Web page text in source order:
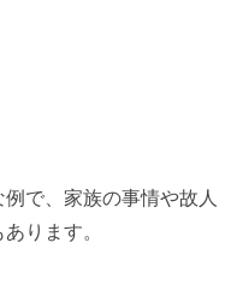
で、家族の事情や故人
ります。